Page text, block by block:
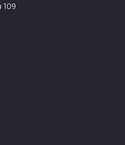
109